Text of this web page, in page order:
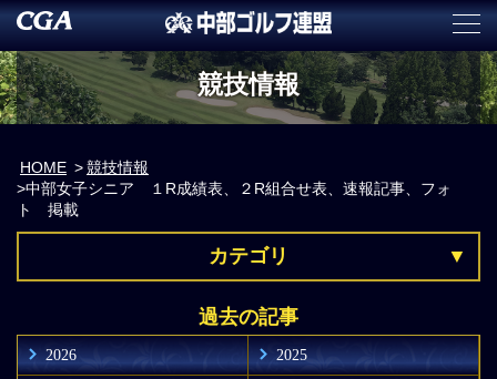
競技情報
HOME
競技情報
中部女子シニア １R成績表、２R組合せ表、速報記事、フォ
ト 掲載
カテゴリ
過去の記事
2026 2025